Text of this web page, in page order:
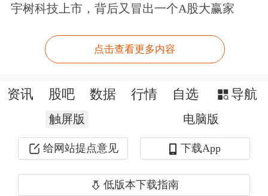
实惠。他预计，若物价回暖到2%左
右，名义GDP增速有望达到6.5%到
7.5%，远高于去年的4%。“今年老百姓
应该乐观，有可能得到比往年更多的实
“投资于人”是主线
“投资于人”是今年两会的热词。李稻葵
宇树科技上市，背后又冒出一个A股大赢家
点击查看更多内容
资讯 股吧 数据 行情 自选 导航
触屏版 电脑版
给网站提点意见 下载App
低版本下载指南